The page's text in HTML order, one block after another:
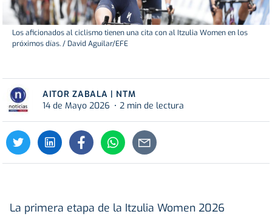
Los aficionados al ciclismo tienen una cita con al Itzulia Women en los
próximos días. / David Aguilar/EFE
AITOR ZABALA | NTM
14 de Mayo 2026
2 min de lectura
La primera etapa de la Itzulia Women 2026